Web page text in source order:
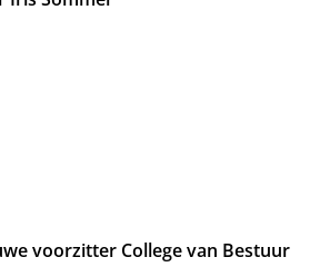
voorzitter College van Bestuur